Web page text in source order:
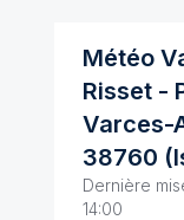
Météo
Risset-
Varces-
38760 (
Dernière
14:00